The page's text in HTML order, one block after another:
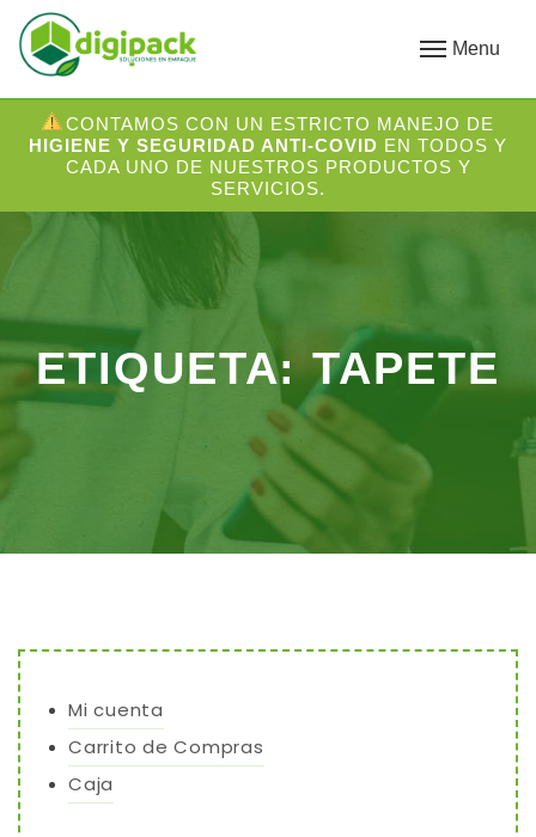
Menu
CONTAMOS CON UN ESTRICTO MANEJO DE
HIGIENE Y SEGURIDAD ANTI-COVID EN TODOS Y
CADA UNO DE NUESTROS PRODUCTOS Y
SERVICIOS.
ETIQUETA: TAPETE
Mi cuenta
Carrito de Compras
Caja